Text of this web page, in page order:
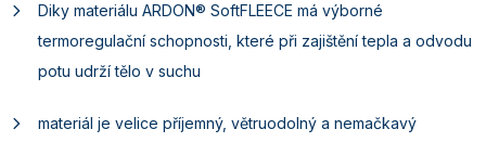
Diky materiálu ARDON® SoftFLEECE má výborné
termoregulační schopnosti, které při zajištění tepla a odvodu
potu udrží tělo v suchu
materiál je velice příjemný, větruodolný a nemačkavý